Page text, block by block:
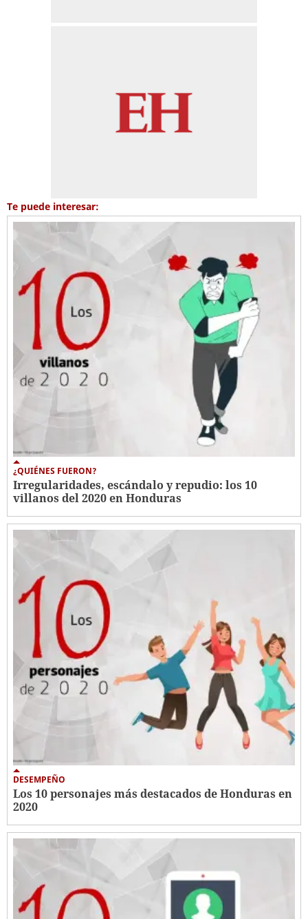
Te puede interesar:
¿QUIÉNES FUERON?
Irregularidades, escándalo y repudio: los 10
villanos del 2020 en Honduras
DESEMPEÑO
Los 10 personajes más destacados de Honduras en
2020